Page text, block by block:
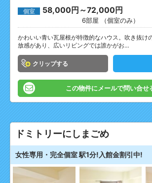
個室 58,000円～72,000円
6部屋 （個室のみ）
かわいい青い瓦屋根が特徴的なハウス。吹き抜け
放感があり、広いリビングでは誰かがお…
クリップ
この物件にメールで問い合せ
ドミトリーにしまごめ
女性専用・完全個室 駅1分!入館金割引中!